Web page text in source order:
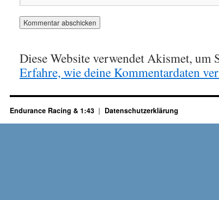
Diese Website verwendet Akismet, um
Erfahre, wie deine Kommentardaten
Endurance Racing & 1:43 Datenschutzerklärung